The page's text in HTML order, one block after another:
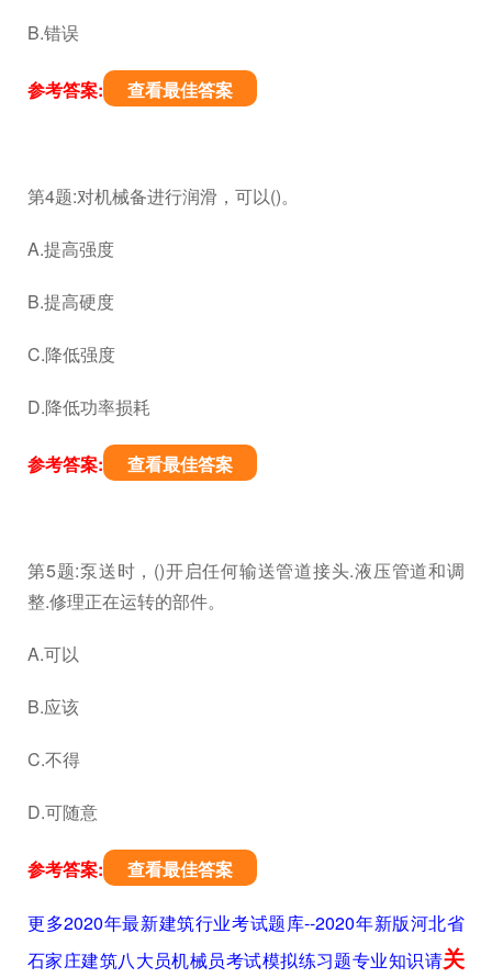
B.错误
参考答案: 查看最佳答案
第4题:对机械备进行润滑，可以()。
A.提高强度
B.提高硬度
C.降低强度
D.降低功率损耗
参考答案: 查看最佳答案
第5题:泵送时，()开启任何输送管道接头.液压管道和调
整.修理正在运转的部件。
A.可以
B.应该
C.不得
D.可随意
参考答案: 查看最佳答案
更多2020年最新建筑行业考试题库--2020年新版河北省
石家庄建筑八大员机械员考试模拟练习题专业知识请关